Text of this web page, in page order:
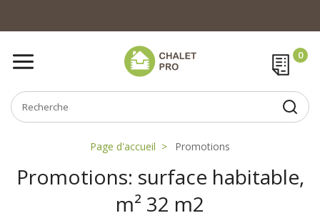
Page d'accueil Promotions
Promotions: surface habitable,
m² 32 m2